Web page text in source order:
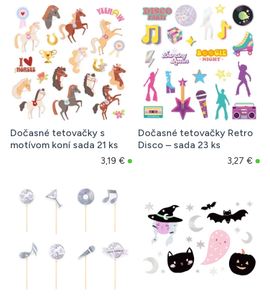
Dočasné tetovačky s
motívom koní sada 21 ks
3,19 €
Dočasné tetovačky Retro
Disco – sada 23 ks
3,27 €